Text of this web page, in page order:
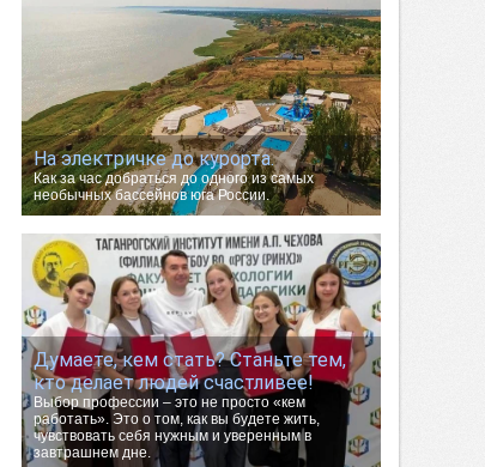
На электричке до курорта.
Как за час добраться до одного из самых
необычных бассейнов юга России.
Думаете, кем стать? Станьте тем,
кто делает людей счастливее!
Выбор профессии – это не просто «кем
работать». Это о том, как вы будете жить,
чувствовать себя нужным и уверенным в
завтрашнем дне.